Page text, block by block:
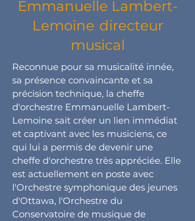
Emmanuelle Lambert-
Lemoine directeur
musical
Reconnue pour sa musicalité innée,
sa présence convaincante et sa
précision technique, la cheffe
d'orchestre Emmanuelle Lambert-
Lemoine sait créer un lien immédiat
et captivant avec les musiciens, ce
qui lui a permis de devenir une
cheffe d'orchestre très appréciée. Elle
est actuellement en poste avec
l'Orchestre symphonique des jeunes
d'Ottawa, l'Orchestre du
Conservatoire de musique de